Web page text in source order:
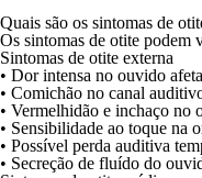
Quais são os sintomas de
Os sintomas de otite podem
Sintomas de otite externa
• Dor intensa no ouvido
• Comichão no canal
• Vermelhidão e inchaço no
• Sensibilidade ao toque na
• Possível perda auditiva
• Secreção de fluído do